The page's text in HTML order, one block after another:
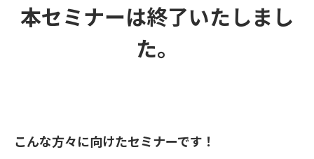
本セミナーは終了いたしまし
た。
こんな方々に向けたセミナーです！